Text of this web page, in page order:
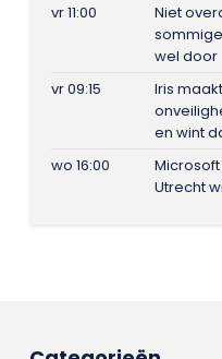
vr 11:00
Niet
wel door
vr 09:15
Iris
en wint
wo 16:00
Utrecht